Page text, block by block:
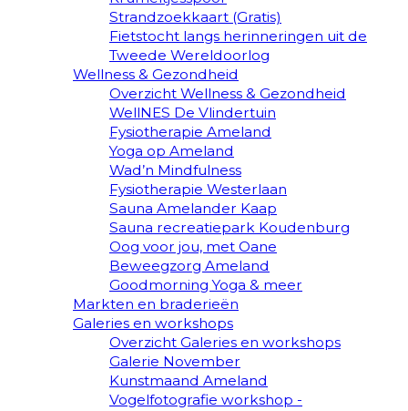
Strandzoekkaart (Gratis)
Fietstocht langs herinneringen uit de
Tweede Wereldoorlog
Wellness & Gezondheid
Overzicht Wellness & Gezondheid
WellNES De Vlindertuin
Fysiotherapie Ameland
Yoga op Ameland
Wad’n Mindfulness
Fysiotherapie Westerlaan
Sauna Amelander Kaap
Sauna recreatiepark Koudenburg
Oog voor jou, met Oane
Beweegzorg Ameland
Goodmorning Yoga & meer
Markten en braderieën
Galeries en workshops
Overzicht Galeries en workshops
Galerie November
Kunstmaand Ameland
Vogelfotografie workshop -